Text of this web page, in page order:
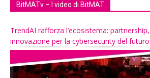
BitMATv – I video di BitMAT
TrendAI rafforza l’ecosistema:
innovazione per la cybersecurity del futuro